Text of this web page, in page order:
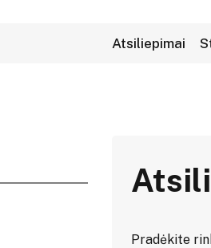
Atsiliepimai
Pradėkite